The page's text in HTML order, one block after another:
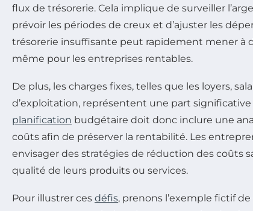
flux de trésorerie. Cela implique de surveiller
prévoir les périodes de creux et d’ajuster les
trésorerie insuffisante peut rapidement mener à
même pour les entreprises rentables.
De plus, les charges fixes, telles que les loyers,
d’exploitation, représentent une part significative
planification budgétaire doit donc inclure une
coûts afin de préserver la rentabilité. Les
envisager des stratégies de réduction des coûts
qualité de leurs produits ou services.
Pour illustrer ces défis, prenons l’exemple fictif de